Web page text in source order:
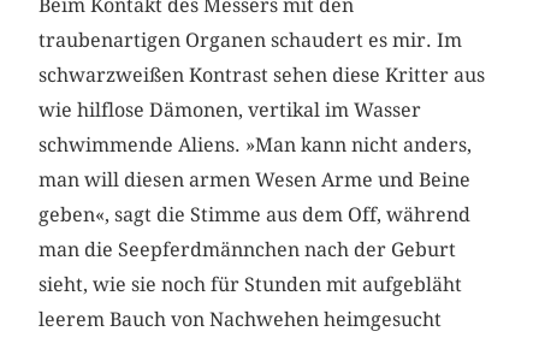
Beim Kontakt des Messers mit den
traubenartigen Organen schaudert es mir. Im
schwarzweißen Kontrast sehen diese Kritter aus
wie hilflose Dämonen, vertikal im Wasser
schwimmende Aliens. »Man kann nicht anders,
man will diesen armen Wesen Arme und Beine
geben«, sagt die Stimme aus dem Off, während
man die Seepferdmännchen nach der Geburt
sieht, wie sie noch für Stunden mit aufgebläht
leerem Bauch von Nachwehen heimgesucht